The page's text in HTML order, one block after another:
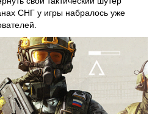
СНГ у игры набралось уже